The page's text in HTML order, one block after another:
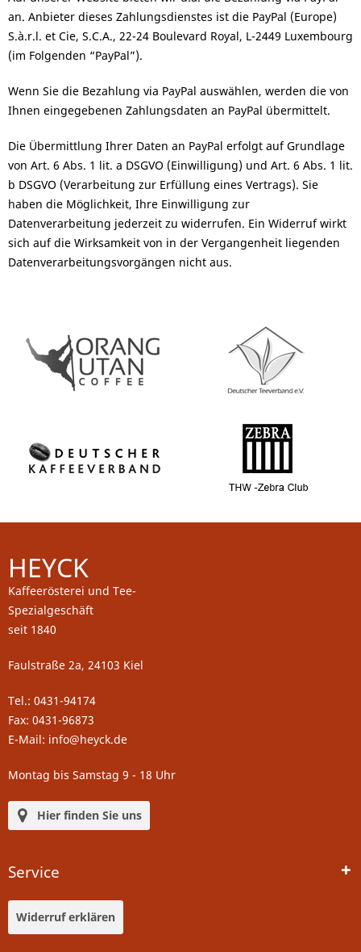
an. Anbieter dieses Zahlungsdienstes ist die PayPal (Europe)
S.à.r.l. et Cie, S.C.A., 22-24 Boulevard Royal, L-2449 Luxembourg
(im Folgenden “PayPal”).
Wenn Sie die Bezahlung via PayPal auswählen, werden die von
Ihnen eingegebenen Zahlungsdaten an PayPal übermittelt.
Die Übermittlung Ihrer Daten an PayPal erfolgt auf Grundlage
von Art. 6 Abs. 1 lit. a DSGVO (Einwilligung) und Art. 6 Abs. 1 lit.
b DSGVO (Verarbeitung zur Erfüllung eines Vertrags). Sie
haben die Möglichkeit, Ihre Einwilligung zur
Datenverarbeitung jederzeit zu widerrufen. Ein Widerruf wirkt
sich auf die Wirksamkeit von in der Vergangenheit liegenden
Datenverarbeitungsvorgängen nicht aus.
HEYCK
Kaffeerösterei und Tee-
Spezialgeschäft
seit 1840
Faulstraße 2a, 24103 Kiel
Tel.: 0431-94174
Fax: 0431-96873
E-Mail: info@heyck.de
Montag bis Samstag 9 - 18 Uhr
Hier finden Sie uns
Service
Widerruf erklären